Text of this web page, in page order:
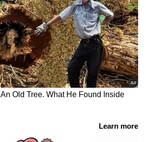
ജീവിതാവസ്ഥകളെയും
കോൺഗ്രസിന്റെ ഈ
ഒരു മാറ്റവും
ഈ പുതിയ പ്രസ്താവനയിലൂടെ
സാധാരണക്കാരായ
ജീവിത
മാനിക്കാൻ ഇനിയെങ്കിലും
10
കൂടി